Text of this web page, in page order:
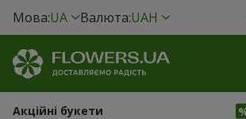
Мова:UA Валюта:UAH
Акційні букети